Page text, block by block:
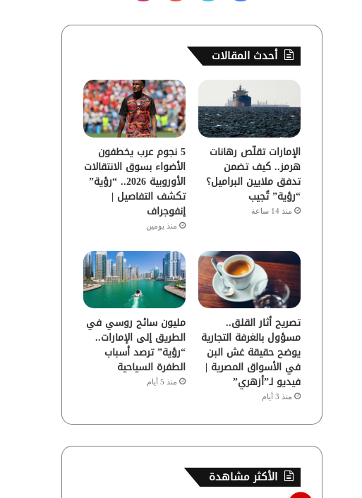
س
و
ك
ي
و
ب
ق
ر
ا
م
أحدث المقالات
الإمارات تقلّص رهانات
هرمز.. كيف تضمن
تدفق ملايين البراميل؟
“رؤية” تُجيب
منذ 14 ساعة
5 نجوم عرب يخطفون
الأضواء بسوق الانتقالات
الأوروبية 2026.. “رؤية”
تكشف التفاصيل |
إنفوجراف
منذ يومين
تصريح أثار القلق..
مسؤول بالغرفة التجارية
يوضح حقيقة غش البن
في الأسواق المصرية |
فيديو لـ”أزهري”
منذ 3 أيام
مليون سائح روسي في
الطريق إلى الإمارات..
“رؤية” ترصد أسباب
الطفرة السياحية
منذ 5 أيام
الأكثر مشاهدة